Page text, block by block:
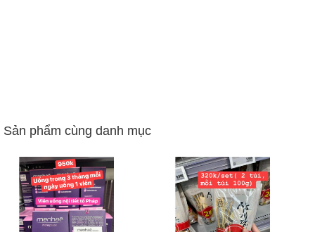
Sản phẩm cùng danh mục